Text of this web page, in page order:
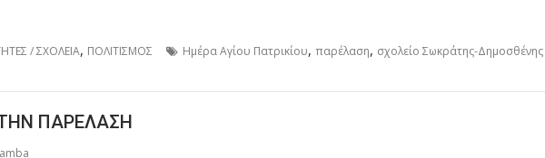
/ ΣΧΟΛΕΙΑ, ΠΟΛΙΤΙΣΜΟΣ Ημέρα Αγίου Πατρικίου, παρέλαση, σχολείο Σωκράτης-Δημοσθένης
ΤΗΝ ΠΑΡΕΛΑΣΗ